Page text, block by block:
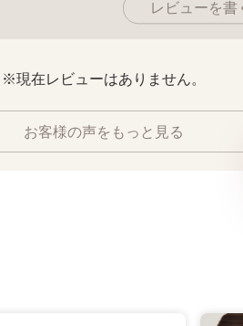
レビューを書
※現在レビューはありません。
お客様の声をもっと見る